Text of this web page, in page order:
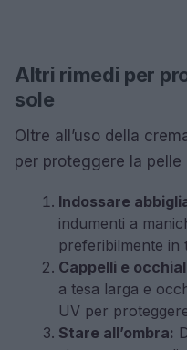
Altri rimedi per
sole
Oltre all’uso della
per proteggere la pelle
Indossare
indumenti a
preferibilmente in
Cappelli e
a tesa larga e
UV per
Stare all’ombra: